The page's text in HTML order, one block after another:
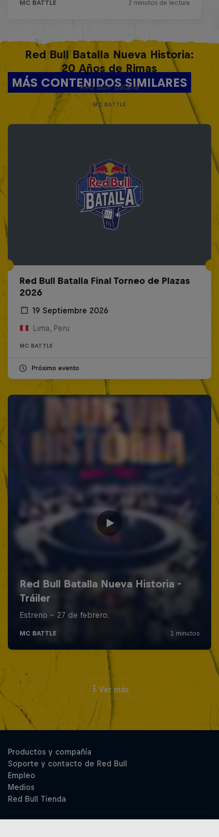
MÁS CONTENIDOS SIMILARES
Red Bull Batalla Nueva Historia:
20 Años de Rimas
Red Bull Batalla
MC BATTLE
Red Bull Batalla Final Torneo de Plazas
2026
19 Septiembre 2026
Lima, Peru
MC BATTLE
Próximo evento
Ver más